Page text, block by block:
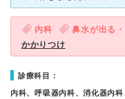
内科 鼻水が出る
かかりつけ
診療科目：
内科、呼吸器内科、消化器内